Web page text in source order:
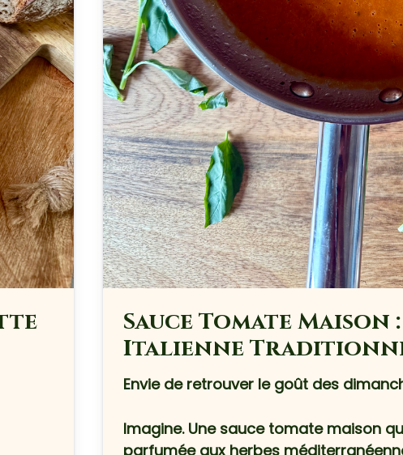
Sauce Tomate Maison
Italienne
Envie de retrouver le goût des
Imagine. Une sauce tomate maison
parfumée aux herbes
tes dîners en expériences inoubliables
dont tes invités se souviendront
inspirations & Art de recevoir
RECEVOIR MAINTENANT !